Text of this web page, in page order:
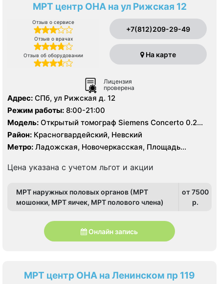
МРТ центр ОНА на ул Рижская 12
Отзыв о сервисе
Отзыв о врачах
Отзыв об оборудовании
+7(812)209-29-49
На карте
Лицензия
проверена
Адрес: СПб, ул Рижская д. 12
Режим работы: 8:00-21:00
Модель: Открытый томограф Siemens Concerto 0.2
Тесла, УЗИ
Район: Красногвардейский, Невский
Метро: Ладожская, Новочеркасская, Площадь
Цена указана с учетом льгот и акции
МРТ наружных половых органов (МРТ
мошонки, МРТ яичек, МРТ полового члена)
от 7500
p.
Онлайн запись
МРТ центр ОНА на Ленинском пр 119